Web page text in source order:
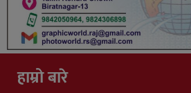
हाम्रो बारे